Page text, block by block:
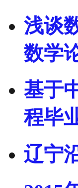
浅谈
数学
基于
程毕
辽宁